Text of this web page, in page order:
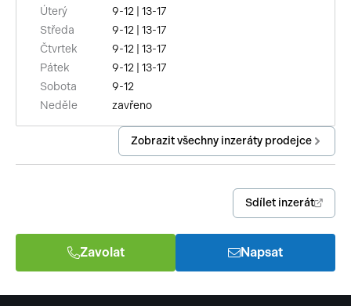
mlhovky
el. zrcátka
el. okna
asistent jízdy v jízdním pruhu
tempomat
Úterý
9-12 | 13-17
Středa
9-12 | 13-17
Čtvrtek
9-12 | 13-17
Pátek
9-12 | 13-17
Sobota
9-12
Neděle
zavřeno
Zobrazit všechny inzeráty prodejce
Sdílet inzerát
Zavolat Napsat